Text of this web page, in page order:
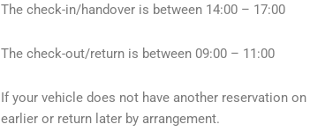
The check-in/handover is between 14:00 – 17:00
The check-out/return is between 09:00 – 11:00
If your vehicle does not have another reservation
earlier or return later by arrangement.